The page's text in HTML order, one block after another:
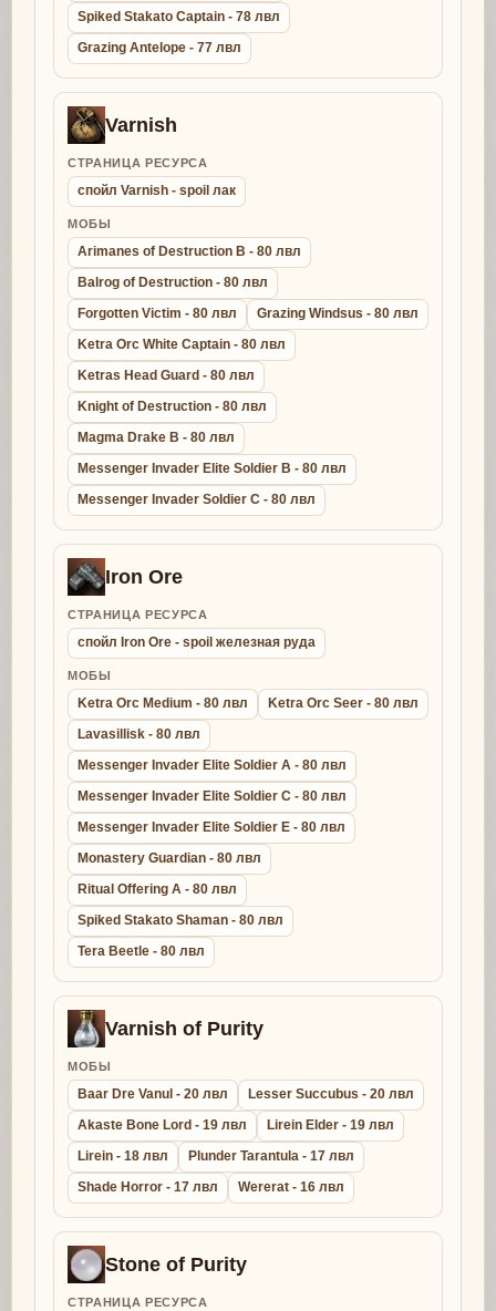
Spiked Stakato Captain - 78 лвл
Grazing Antelope - 77 лвл
Varnish
СТРАНИЦА РЕСУРСА
спойл Varnish - spoil лак
МОБЫ
Arimanes of Destruction B - 80 лвл
Balrog of Destruction - 80 лвл
Forgotten Victim - 80 лвл
Grazing Windsus - 80 лвл
Ketra Orc White Captain - 80 лвл
Ketras Head Guard - 80 лвл
Knight of Destruction - 80 лвл
Magma Drake B - 80 лвл
Messenger Invader Elite Soldier B - 80 лвл
Messenger Invader Soldier C - 80 лвл
Iron Ore
СТРАНИЦА РЕСУРСА
спойл Iron Ore - spoil железная руда
МОБЫ
Ketra Orc Medium - 80 лвл
Ketra Orc Seer - 80 лвл
Lavasillisk - 80 лвл
Messenger Invader Elite Soldier A - 80 лвл
Messenger Invader Elite Soldier C - 80 лвл
Messenger Invader Elite Soldier E - 80 лвл
Monastery Guardian - 80 лвл
Ritual Offering A - 80 лвл
Spiked Stakato Shaman - 80 лвл
Tera Beetle - 80 лвл
Varnish of Purity
МОБЫ
Baar Dre Vanul - 20 лвл
Lesser Succubus - 20 лвл
Akaste Bone Lord - 19 лвл
Lirein Elder - 19 лвл
Lirein - 18 лвл
Plunder Tarantula - 17 лвл
Shade Horror - 17 лвл
Wererat - 16 лвл
Stone of Purity
СТРАНИЦА РЕСУРСА